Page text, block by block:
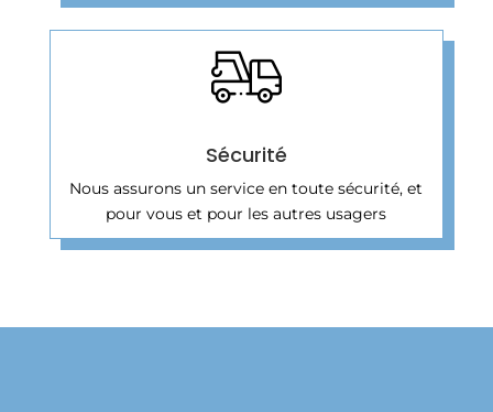
Sécurité
Nous assurons un service en toute sécurité, et
pour vous et pour les autres usagers